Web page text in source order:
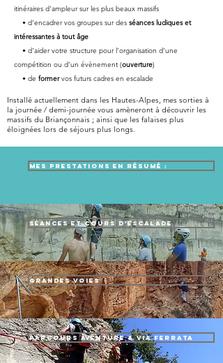
itinéraires d'ampleur sur les plus beaux massifs
• d'encadrer vos groupes sur des séances ludiques et
intéressantes à tout âge
• d'aider votre structure pour l’organisation d’une
compétition ou d’un évènement (ouverture)
• de formervos futurs cadres en escalade
Installé actuellement dans les Hautes-Alpes, mes sorties à
la journée / demi-journée vous amèneront à découvrir les
massifs du Briançonnais ; ainsi que les falaises plus
éloignées lors de séjours plus longs.
Mes prestations en résumé :
Séances et Cours d'Escalade
GRANDES VOIES
Parcours Aventure & Via Ferrata